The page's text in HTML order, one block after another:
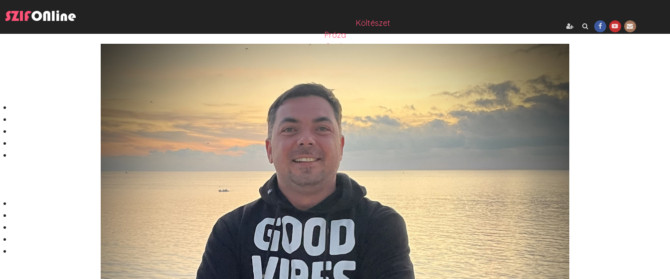
Költészet
Próza
Műfordítás
Sorozat
Hibrid
Hasznos szöveg
Józsefet nem kérdezte senki
Csízió
HISZTI
comicON
PesText
PesText 2022
PesText 2023
PesText 2024
PesText 2025
+SZIF